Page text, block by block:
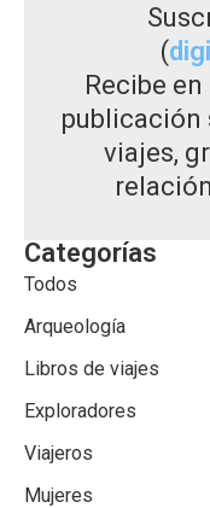
(
Recibe
publicación
viajes,
Categorías
Todos
Arqueología
Libros de viajes
Exploradores
Viajeros
Mujeres